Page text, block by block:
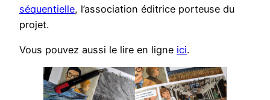
séquentielle, l’association éditrice porteuse du
projet.
Vous pouvez aussi le lire en ligne ici.